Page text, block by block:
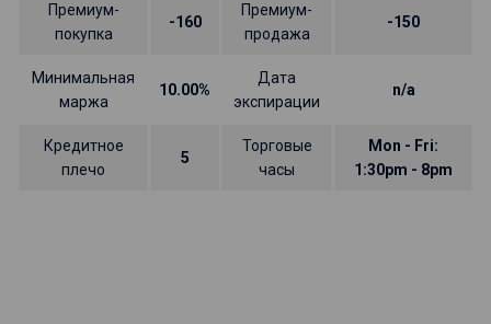
Премиум-
покупка
-160
Премиум-
продажа
-150
Минимальная
маржа
10.00%
Дата
экспирации
n/a
Кредитное
плечо
5
Торговые
часы
Mon - Fri:
1:30pm - 8pm